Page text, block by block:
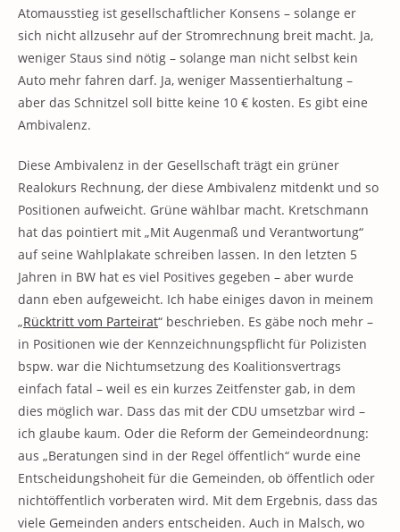
Atomausstieg ist gesellschaftlicher Konsens – solange er
sich nicht allzusehr auf der Stromrechnung breit macht. Ja,
weniger Staus sind nötig – solange man nicht selbst kein
Auto mehr fahren darf. Ja, weniger Massentierhaltung –
aber das Schnitzel soll bitte keine 10 € kosten. Es gibt eine
Ambivalenz.
Diese Ambivalenz in der Gesellschaft trägt ein grüner
Realokurs Rechnung, der diese Ambivalenz mitdenkt und so
Positionen aufweicht. Grüne wählbar macht. Kretschmann
hat das pointiert mit „Mit Augenmaß und Verantwortung“
auf seine Wahlplakate schreiben lassen. In den letzten 5
Jahren in BW hat es viel Positives gegeben – aber wurde
dann eben aufgeweicht. Ich habe einiges davon in meinem
„Rücktritt vom Parteirat“ beschrieben. Es gäbe noch mehr –
in Positionen wie der Kennzeichnungspflicht für Polizisten
bspw. war die Nichtumsetzung des Koalitionsvertrags
einfach fatal – weil es ein kurzes Zeitfenster gab, in dem
dies möglich war. Dass das mit der CDU umsetzbar wird –
ich glaube kaum. Oder die Reform der Gemeindeordnung:
aus „Beratungen sind in der Regel öffentlich“ wurde eine
Entscheidungshoheit für die Gemeinden, ob öffentlich oder
nichtöffentlich vorberaten wird. Mit dem Ergebnis, dass das
viele Gemeinden anders entscheiden. Auch in Malsch, wo